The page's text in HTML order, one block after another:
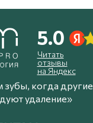
5.0
зубы, когда другие
удаление»
Читать
отзывы
на Яндекс